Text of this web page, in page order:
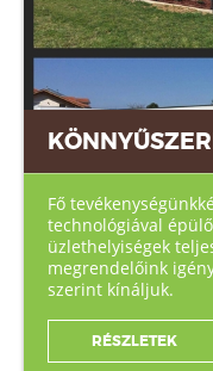
Fő
technológiával
üzlethelyiségek
megrendelőink
szerint kínáljuk.
RÉSZLETEK